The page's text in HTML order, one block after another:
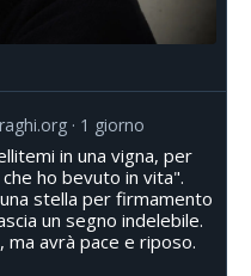
1 giorno
in una vigna, per
ho bevuto in vita".
stella per firmamento
un segno indelebile.
ma avrà pace e riposo.